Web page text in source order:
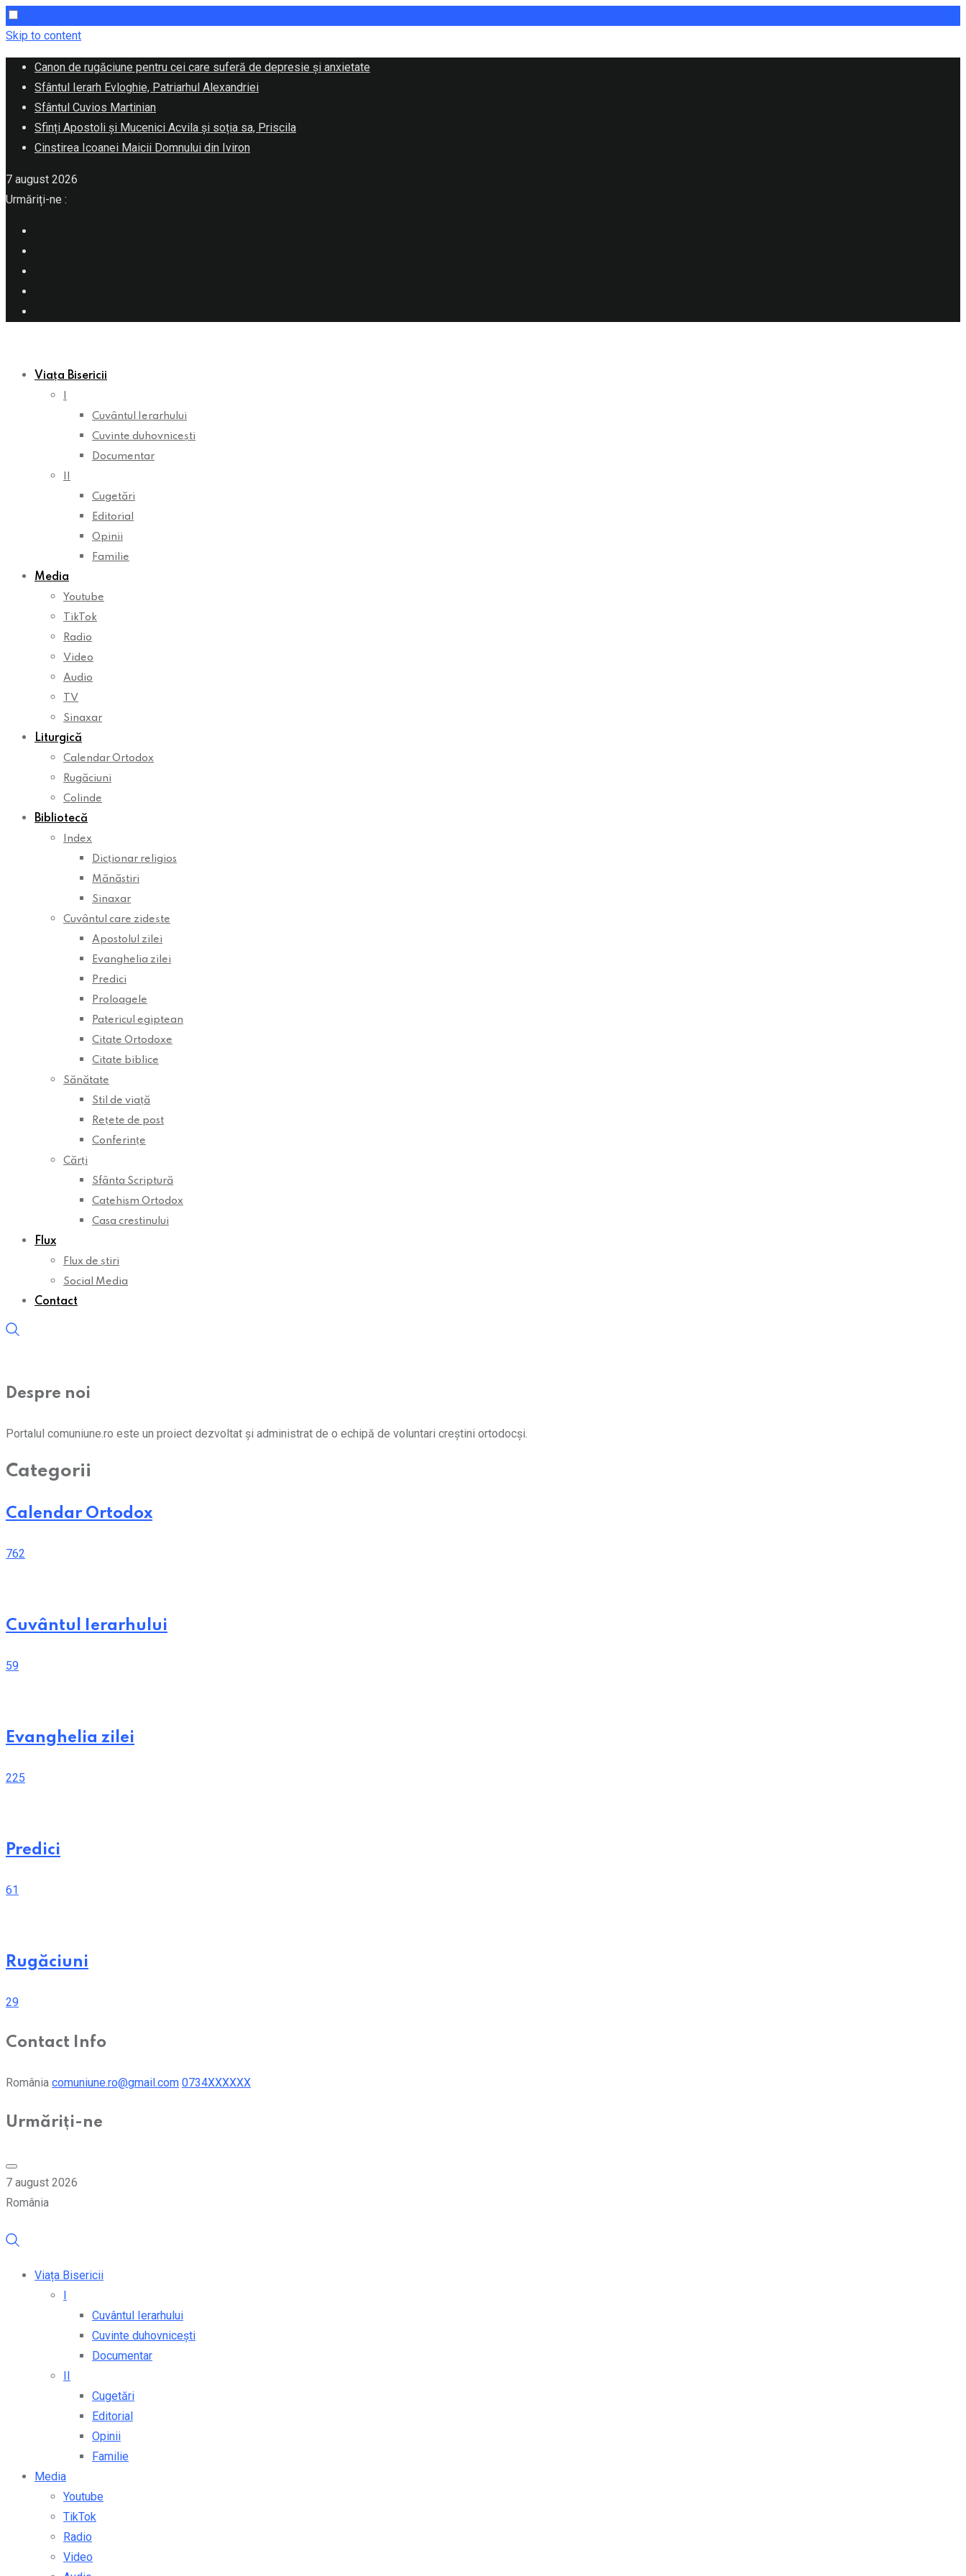
Skip to content
Canon de rugăciune pentru cei care suferă de depresie și anxietate
Sfântul Ierarh Evloghie, Patriarhul Alexandriei
Sfântul Cuvios Martinian
Sfinți Apostoli și Mucenici Acvila și soția sa, Priscila
Cinstirea Icoanei Maicii Domnului din Iviron
7 august 2026
Urmăriți-ne :
Viața Bisericii
Cuvântul Ierarhului
Cuvinte duhovnicești
Documentar
Cugetări
Editorial
Opinii
Familie
Media
Youtube
TikTok
Radio
Video
Audio
TV
Sinaxar
Liturgică
Calendar Ortodox
Rugăciuni
Colinde
Bibliotecă
Index
Dicționar religios
Mănăstiri
Sinaxar
Cuvântul care zidește
Apostolul zilei
Evanghelia zilei
Predici
Proloagele
Patericul egiptean
Citate Ortodoxe
Citate biblice
Sănătate
Stil de viață
Rețete de post
Conferințe
Cărți
Sfânta Scriptură
Catehism Ortodox
Casa crestinului
Flux
Flux de știri
Social Media
Contact
Despre noi
Portalul comuniune.ro este un proiect dezvoltat și administrat de o echipă de voluntari creștini ortodocși.
Categorii
Calendar Ortodox
762
Cuvântul Ierarhului
59
Evanghelia zilei
225
Predici
61
Rugăciuni
29
Contact Info
România comuniune.ro@gmail.com 0734XXXXXX
Urmăriți-ne
7 august 2026
România
Viața Bisericii
Cuvântul Ierarhului
Cuvinte duhovnicești
Documentar
Cugetări
Editorial
Opinii
Familie
Media
Youtube
TikTok
Radio
Video